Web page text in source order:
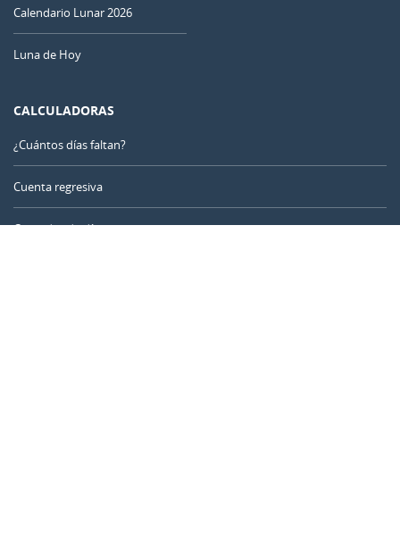
Calendario Lunar 2026
Luna de Hoy
CALCULADORAS
¿Cuántos días faltan?
Cuenta regresiva
Contador de días